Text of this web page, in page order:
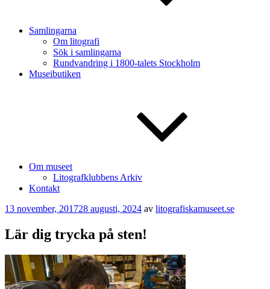
Samlingarna
Om litografi
Sök i samlingarna
Rundvandring i 1800-talets Stockholm
Museibutiken
Om museet
Litografklubbens Arkiv
Kontakt
Publicerat
13 november, 201728 augusti, 2024 av litografiskamuseet.se
Lär dig trycka på sten!